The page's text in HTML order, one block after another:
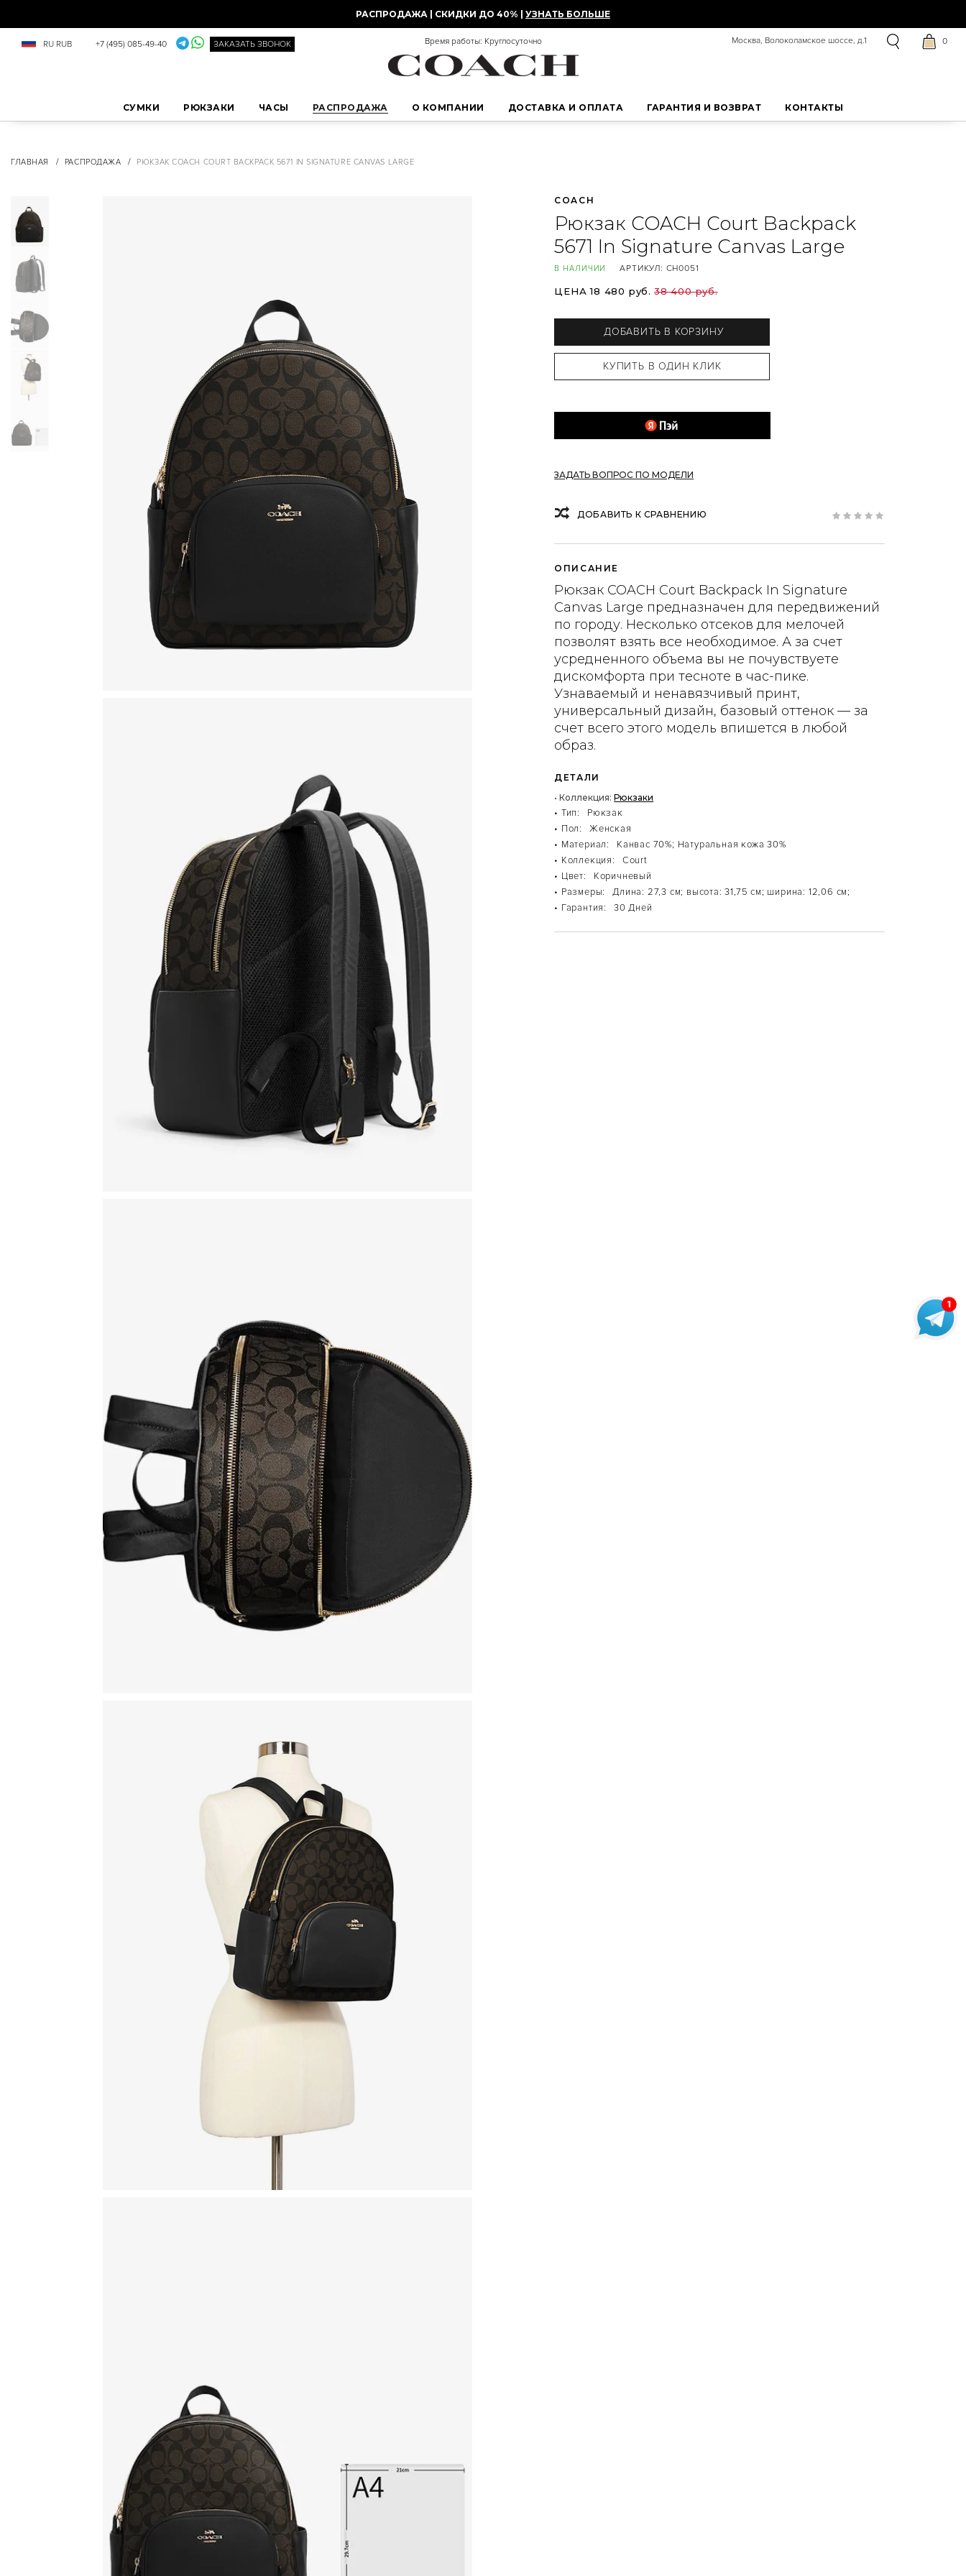
РАСПРОДАЖА | СКИДКИ ДО 40% | УЗНАТЬ БОЛЬШЕ
RU RUB +7 (495) 085-49-40 ЗАКАЗАТЬ ЗВОНОК Время работы: Круглосуточно Москва, Волоколамское шоссе, д.1 0
СУМКИ РЮКЗАКИ ЧАСЫ РАСПРОДАЖА О КОМПАНИИ ДОСТАВКА И ОПЛАТА ГАРАНТИЯ И ВОЗВРАТ КОНТАКТЫ
ГЛАВНАЯ / РАСПРОДАЖА / РЮКЗАК COACH COURT BACKPACK 5671 IN SIGNATURE CANVAS LARGE
COACH
Рюкзак COACH Court Backpack
5671 In Signature Canvas Large
В НАЛИЧИИ АРТИКУЛ: CH0051
ЦЕНА 18 480 руб. 38 400 руб.
ДОБАВИТЬ В КОРЗИНУ
ЗАДАТЬ ВОПРОС ПО МОДЕЛИ
ДОБАВИТЬ К СРАВНЕНИЮ
ОПИСАНИЕ
Рюкзак COACH Court Backpack In Signature
Canvas Large предназначен для передвижений
по городу. Несколько отсеков для мелочей
позволят взять все необходимое. А за счет
усредненного объема вы не почувствуете
дискомфорта при тесноте в час-пике.
Узнаваемый и ненавязчивый принт,
универсальный дизайн, базовый оттенок — за
счет всего этого модель впишется в любой
образ.
ДЕТАЛИ
• Коллекция:Рюкзаки
• Тип:
Рюкзак
• Пол:
Женская
• Материал:
Канвас 70%; Натуральная кожа 30%
• Коллекция:
Court
• Цвет:
Коричневый
• Размеры:
Длина: 27,3 см; высота: 31,75 см; ширина: 12,06 см;
• Гарантия:
30 Дней